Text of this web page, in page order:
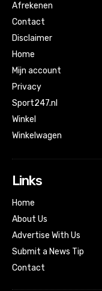
Afrekenen
Contact
Disclaimer
Home
Mijn account
Privacy
Sport247.nl
Winkel
Winkelwagen
Links
Home
About Us
Advertise With Us
Submit a News Tip
Contact